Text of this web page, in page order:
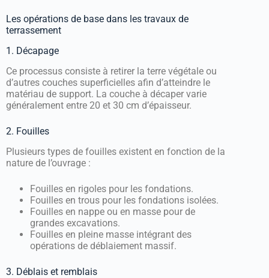
Les opérations de base dans les travaux de
terrassement
1. Décapage
Ce processus consiste à retirer la terre végétale ou
d’autres couches superficielles afin d’atteindre le
matériau de support. La couche à décaper varie
généralement entre 20 et 30 cm d’épaisseur.
2. Fouilles
Plusieurs types de fouilles existent en fonction de la
nature de l’ouvrage :
Fouilles en rigoles pour les fondations.
Fouilles en trous pour les fondations isolées.
Fouilles en nappe ou en masse pour de
grandes excavations.
Fouilles en pleine masse intégrant des
opérations de déblaiement massif.
3. Déblais et remblais